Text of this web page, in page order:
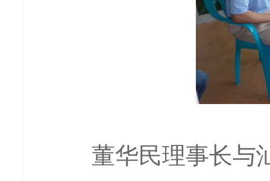
董华民理事长与